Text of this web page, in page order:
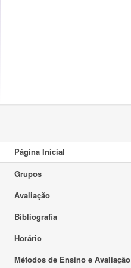
Página Inicial
Grupos
Avaliação
Bibliografia
Horário
Métodos de Ensino e Avaliação